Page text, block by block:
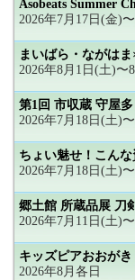
Asobeats Summer
2026年7月17日(金)
まいばら・ながは
2026年8月1日(土)〜
第1回 市収蔵 守屋
2026年7月18日(土)
ちょい魅せ！こん
2026年7月18日(土)
郷土館 所蔵品展 刀
2026年7月11日(土)
キッズピアおおが
2026年8月各日